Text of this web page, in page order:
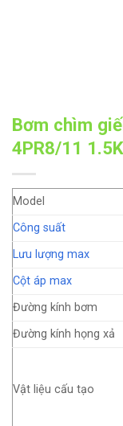
Bơm chìm
4PR8/11
Model
Công suất
Lưu lượng max
Cột áp max
Đường kính bơm
Đường kính họng xả
Vật liệu cấu tạo